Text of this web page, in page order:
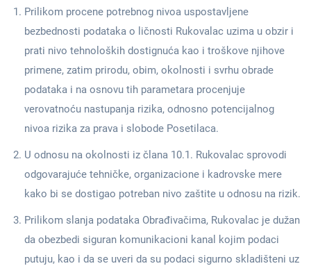
Prilikom procene potrebnog nivoa uspostavljene
bezbednosti podataka o ličnosti Rukovalac uzima u obzir i
prati nivo tehnoloških dostignuća kao i troškove njihove
primene, zatim prirodu, obim, okolnosti i svrhu obrade
podataka i na osnovu tih parametara procenjuje
verovatnoću nastupanja rizika, odnosno potencijalnog
nivoa rizika za prava i slobode Posetilaca.
U odnosu na okolnosti iz člana 10.1. Rukovalac sprovodi
odgovarajuće tehničke, organizacione i kadrovske mere
kako bi se dostigao potreban nivo zaštite u odnosu na rizik.
Prilikom slanja podataka Obrađivačima, Rukovalac je dužan
da obezbedi siguran komunikacioni kanal kojim podaci
putuju, kao i da se uveri da su podaci sigurno skladišteni uz